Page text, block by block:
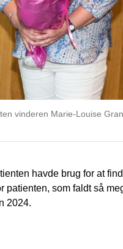
vinderen Marie-Louise
havde brug for at
patienten, som faldt så
2024.